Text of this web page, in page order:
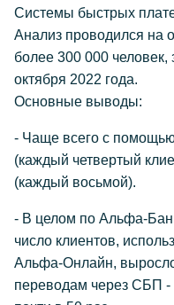
Системы быстрых
Анализ проводился на
более 300 000 человек,
октября 2022 года.
Основные выводы:
- Чаще всего с
(каждый четвертый
(каждый восьмой).
- В целом по Альфа-
число клиентов,
Альфа-Онлайн,
переводам через СБП -